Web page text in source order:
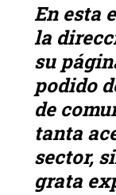
En esta
la
su
podido
de
tanta
sector,
grata